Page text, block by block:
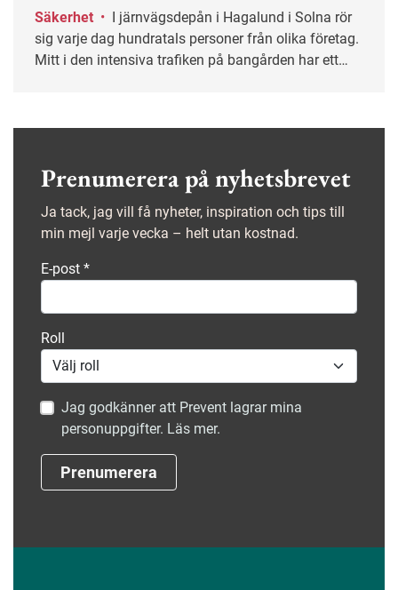
Säkerhet •
sig varje dag hundratals personer från olika företag.
Mitt i den intensiva trafiken på bangården har ett
Prenumerera på nyhetsbrevet
Ja tack, jag vill få nyheter, inspiration och tips till
min mejl varje vecka – helt utan kostnad.
E-post *
Roll
Jag godkänner att Prevent lagrar mina
personuppgifter. Läs mer.
Prenumerera